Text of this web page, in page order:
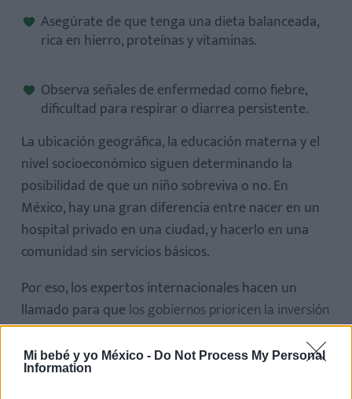
Mi bebé y yo México - Do Not Process My Personal
Information
Asegúrate de que tenga una dieta balanceada,
rica en hierro, proteínas y vitaminas.
Observa señales de enfermedad como fiebre,
dificultad para respirar o diarrea persistente.
La ubicación geográfica, la educación materna y el
nivel socioeconómico siguen determinando la
posibilidad de que un niño sobreviva o no. En
México, hay una gran diferencia entre nacer en un
hospital privado en una ciudad, y hacerlo en una
comunidad sin servicios básicos.
Por eso, los expertos internacionales hacen un
llamado para que los gobiernos prioricen la inversión
en salud pública, especialmente en zonas
vulnerables. Esto no solo salva vidas, sino que
impulsa el desarrollo económico y social.